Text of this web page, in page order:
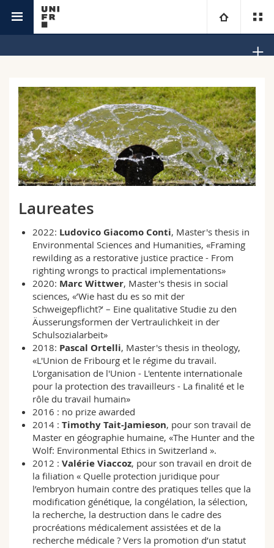
Campus
Research
University
Continuing education
Faculties
Theology
Law
Management, Economics and Social sciences
Humanities
Education
Science and Medicine
Interfaculty
You are
Prospective students
Students
Medias
Researchers
Employees
PhD students
Ressources
Directory
Maps/Orientation
Libraries
Webmail
Course catalogue
MyUnifr
Interdisciplinary Institute of Ethics and Human
Laureates
2022: Ludovico Giacomo Conti, Master's thesis in
Environmental Sciences and Humanities, «Framing
rewilding as a restorative justice practice - From
righting wrongs to practical implementations»
2020: Marc Wittwer, Master's thesis in social
sciences, «’Wie hast du es so mit der
Schweigepflicht?’ – Eine qualitative Studie zu den
Äusserungsformen der Vertraulichkeit in der
Schulsozialarbeit»
2018: Pascal Ortelli, Master's thesis in theology,
«L'Union de Fribourg et le régime du travail.
L'organisation de l'Union - L'entente internationale
pour la protection des travailleurs - La finalité et le
rôle du travail humain»
2016 : no prize awarded
2014 : Timothy Tait-Jamieson, pour son travail de
Master en géographie humaine, «The Hunter and the
Wolf: Environmental Ethics in Switzerland ».
2012 : Valérie Viaccoz, pour son travail en droit de
la filiation « Quelle protection juridique pour
l’embryon humain contre des pratiques telles que la
modification génétique, la congélation, la sélection,
la recherche, la destruction dans le cadre des
procréations médicalement assistées et de la
recherche médicale ? Vers la promotion d’un statut